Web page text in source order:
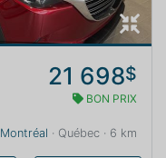
21 698$
BON PRIX
Montréal · Québec · 6 km